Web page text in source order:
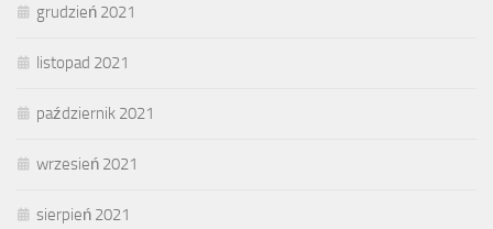
grudzień 2021
listopad 2021
październik 2021
wrzesień 2021
sierpień 2021